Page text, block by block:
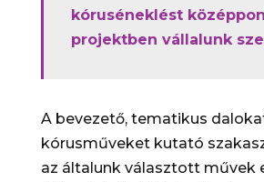
kóruséneklést
projektben vállalunk
A bevezető, tematikus
kórusműveket kutató
az általunk választott művek